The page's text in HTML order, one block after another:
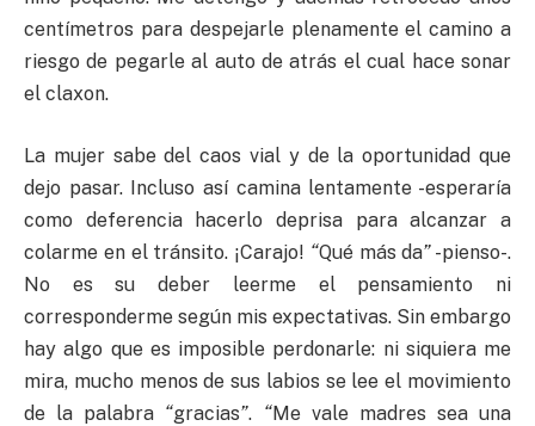
centímetros para despejarle plenamente el camino a
riesgo de pegarle al auto de atrás el cual hace sonar
el claxon.
La mujer sabe del caos vial y de la oportunidad que
dejo pasar. Incluso así camina lentamente -esperaría
como deferencia hacerlo deprisa para alcanzar a
colarme en el tránsito. ¡Carajo! “Qué más da” -pienso-.
No es su deber leerme el pensamiento ni
corresponderme según mis expectativas. Sin embargo
hay algo que es imposible perdonarle: ni siquiera me
mira, mucho menos de sus labios se lee el movimiento
de la palabra “gracias”. “Me vale madres sea una